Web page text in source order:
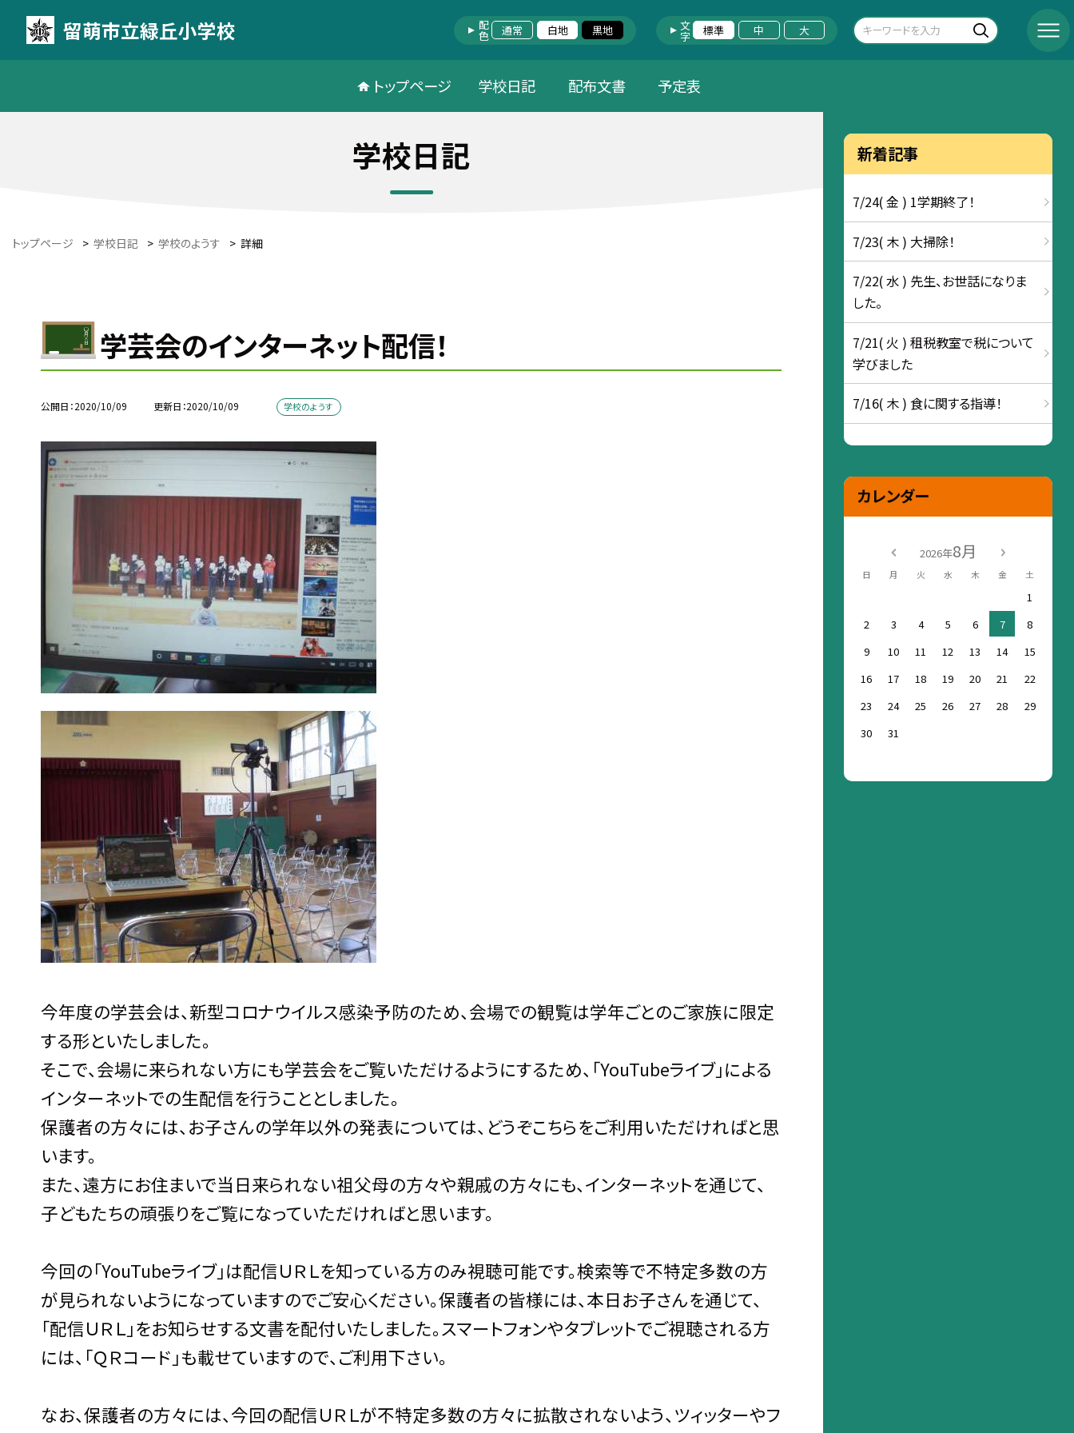
留萌市立緑丘小学校 配色 通常 白地 黒地 文字 標準 中 大
トップページ 学校日記 配布文書 予定表
学校日記
トップページ > 学校日記 > 学校のようす > 詳細
学芸会のインターネット配信！
公開日 2020/10/09 更新日 2020/10/09 学校のようす
今年度の学芸会は、新型コロナウイルス感染予防のため、会場での観覧は学年ごとのご家族に限定
する形といたしました。
そこで、会場に来られない方にも学芸会をご覧いただけるようにするため、「YouTubeライブ」による
インターネットでの生配信を行うこととしました。
保護者の方々には、お子さんの学年以外の発表については、どうぞこちらをご利用いただければと思
います。
また、遠方にお住まいで当日来られない祖父母の方々や親戚の方々にも、インターネットを通じて、
子どもたちの頑張りをご覧になっていただければと思います。
今回の「YouTubeライブ」は配信ＵＲＬを知っている方のみ視聴可能です。検索等で不特定多数の方
が見られないようになっていますのでご安心ください。保護者の皆様には、本日お子さんを通じて、
「配信ＵＲＬ」をお知らせする文書を配付いたしました。スマートフォンやタブレットでご視聴される方
には、「ＱＲコード」も載せていますので、ご利用下さい。
なお、保護者の方々には、今回の配信ＵＲＬが不特定多数の方々に拡散されないよう、ツィッターやフ
新着記事
7/24( 金 ) 1学期終了！
7/23( 木 ) 大掃除！
7/22( 水 ) 先生、お世話になりま
した。
7/21( 火 ) 租税教室で税について
学びました
7/16( 木 ) 食に関する指導！
カレンダー
2026年8月
日 月 火 水 木 金 土
1
2
3 4 5 6 7
8
9
10 11 12 13 14
15
16
17 18 19 20 21
22
23
24 25 26 27 28
29
30
31